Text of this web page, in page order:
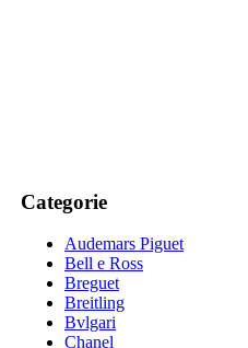
Categorie
Audemars Piguet
Bell e Ross
Breguet
Breitling
Bvlgari
Chanel